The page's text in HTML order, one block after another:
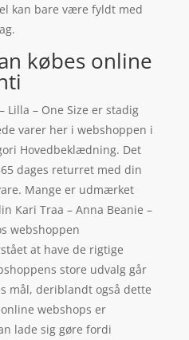
kan bare være fyldt med
købes online
Lilla – One Size er stadig
varer her i webshoppen i
Hovedbeklædning. Det
dages returret med din
Mange er udmærket
Kari Traa – Anna Beanie –
webshoppen
at have de rigtige
store udvalg går
mål, deriblandt også dette
webshops er
lade sig gøre fordi